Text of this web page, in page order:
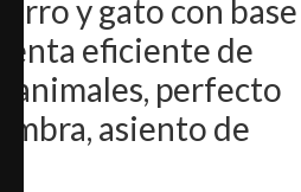
y gato con base
eficiente de
animales, perfecto
asiento de